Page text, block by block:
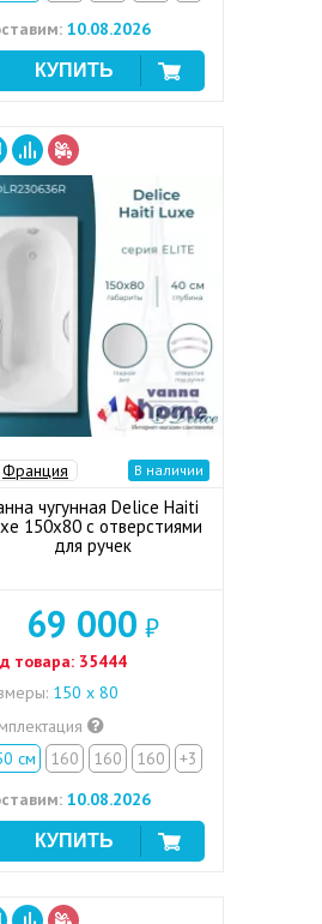
10.08.2026
Франция В наличии
чугунная Delice Haiti
150x80 с отверстиями
для ручек
69 000 ₽
товара: 35444
150 х 80
см
160 160 160
+3
10.08.2026